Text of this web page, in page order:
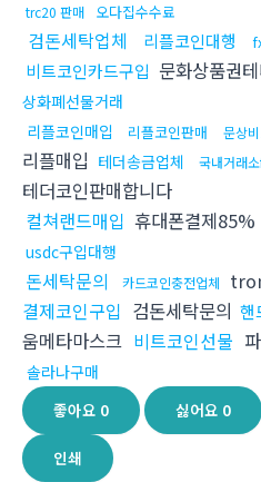
trc20 판매 오다집수수료
검돈세탁업체 리플코인대행
비트코인카드구입 문화상품권
상화폐선물거래
리플코인매입
리플코인판매 문상
리플매입 테더송금업체 국내거래
테더코인판매합니다
컬쳐랜드매입 휴대폰결제85%
usdc구입대행
돈세탁문의 카드코인충전업체
결제코인구입 검돈세탁문의 핸
움메타마스크 비트코인선물
솔라나구매
좋아요 0 싫어요 0
인쇄